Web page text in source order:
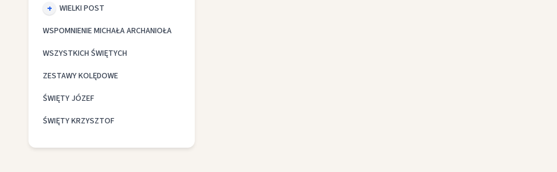
WIELKI POST
WSPOMNIENIE MICHAŁA ARCHANIOŁA
WSZYSTKICH ŚWIĘTYCH
ZESTAWY KOLĘDOWE
ŚWIĘTY JÓZEF
ŚWIĘTY KRZYSZTOF